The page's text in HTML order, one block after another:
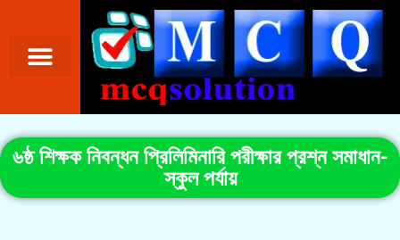
৬ষ্ঠ শিক্ষক নিবন্ধন প্রিলিমিনারি পরীক্ষার প্রশ্ন সমাধান-
স্কুল পর্যায়